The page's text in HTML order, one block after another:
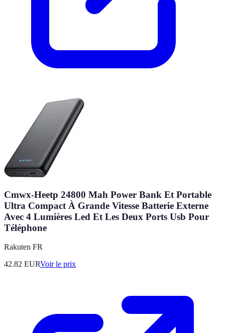
Cmwx-Heetp 24800 Mah Power Bank Et Portable
Ultra Compact À Grande Vitesse Batterie Externe
Avec 4 Lumières Led Et Les Deux Ports Usb Pour
Téléphone
Rakuten FR
42.82 EURVoir le prix